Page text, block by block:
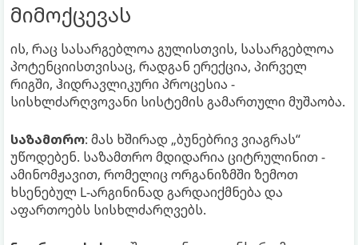
მიმოქცევას
ის, რაც სასარგებლოა გულისთვის, სასარგებლოა
პოტენციისთვისაც, რადგან ერექცია, პირველ
რიგში, ჰიდრავლიკური პროცესია -
სისხლძარღვოვანი სისტემის გამართული მუშაობა.
საზამთრო: მას ხშირად „ბუნებრივ ვიაგრას“
უწოდებენ. საზამთრო მდიდარია ციტრულინით -
ამინომჟავით, რომელიც ორგანიზმში ზემოთ
ხსენებულ L-არგინინად გარდაიქმნება და
აფართოებს სისხლძარღვებს.